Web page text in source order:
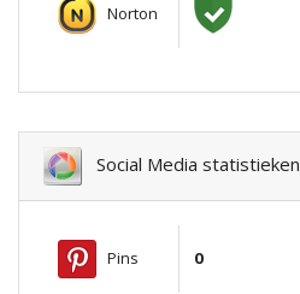
Norton
Social Media statistieken
Pins 0